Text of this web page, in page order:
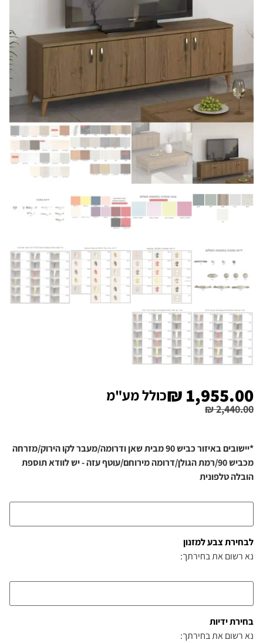
₪2,440.00
₪ 1,955.00 כולל מע"מ
*יישובים באיזור כביש 90 מבית שאן ודרומה/מעבר לקו הירוק/מזרחה
מכביש 90/רמת הגולן/דרומה מירוחם/עוטף עזה - יש לוודא תוספת
הובלה טלפונית
לבחירת צבע למזנון
נא רשום את בחירתך:
בחירת ידיות
נא רשום את בחירתך: